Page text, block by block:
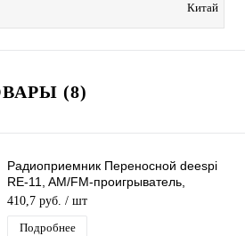
Китай
(8)
Радиоприемник Переносной deespi
RE-11, AM/FM-проигрыватель,
питание аккумулятор/220В
410,7 руб. / шт
Подробнее